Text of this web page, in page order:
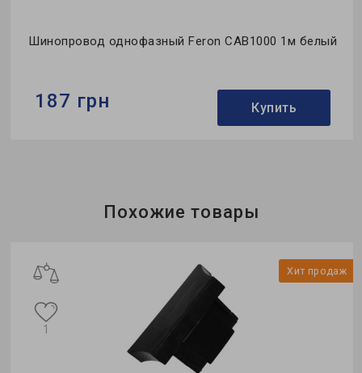
Шинопровод однофазный Feron CAB1000 1м белый
187 грн Купить
Тип монтажа:накладной
Похожие товары
Хит продаж
1